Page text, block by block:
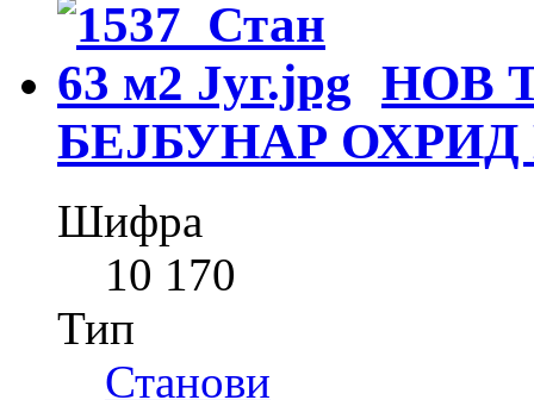
НОВ
БЕЈБУНАР
Шифра
10 170
Тип
Станови